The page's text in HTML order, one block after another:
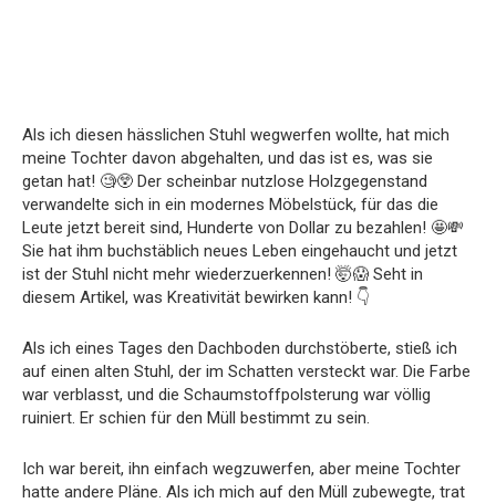
Als ich diesen hässlichen Stuhl wegwerfen wollte, hat mich
meine Tochter davon abgehalten, und das ist es, was sie
getan hat! 🧐😲 Der scheinbar nutzlose Holzgegenstand
verwandelte sich in ein modernes Möbelstück, für das die
Leute jetzt bereit sind, Hunderte von Dollar zu bezahlen! 🤩💸
Sie hat ihm buchstäblich neues Leben eingehaucht und jetzt
ist der Stuhl nicht mehr wiederzuerkennen! 🤯😱 Seht in
diesem Artikel, was Kreativität bewirken kann! 👇
Als ich eines Tages den Dachboden durchstöberte, stieß ich
auf einen alten Stuhl, der im Schatten versteckt war. Die Farbe
war verblasst, und die Schaumstoffpolsterung war völlig
ruiniert. Er schien für den Müll bestimmt zu sein.
Ich war bereit, ihn einfach wegzuwerfen, aber meine Tochter
hatte andere Pläne. Als ich mich auf den Müll zubewegte, trat